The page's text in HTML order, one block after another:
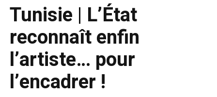
Tunisie | L’État
reconnaît enfin
l’artiste… pour
l’encadrer !